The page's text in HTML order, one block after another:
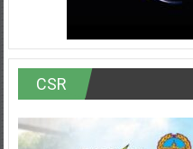
CSR